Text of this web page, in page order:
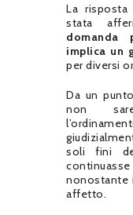
La
stata
implica un
per diversi
Da un
non
soli fini
nonostante
affetto.